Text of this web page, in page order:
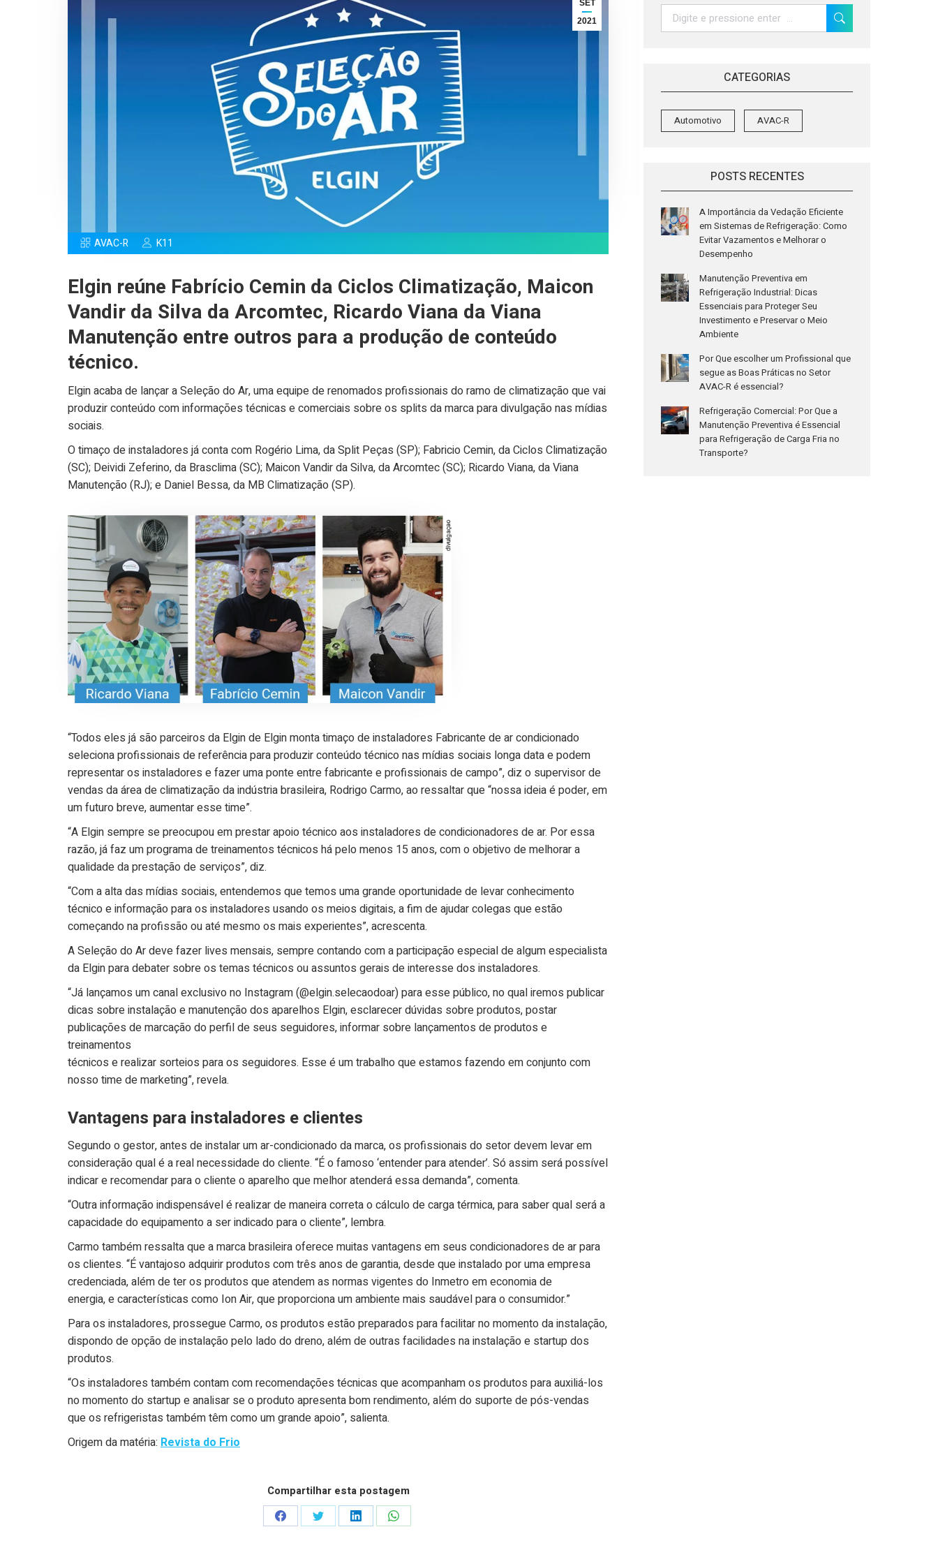
SET
2021
AVAC-R K11
Elgin reúne Fabrício Cemin da Ciclos Climatização, Maicon
Vandir da Silva da Arcomtec, Ricardo Viana da Viana
Manutenção entre outros para a produção de conteúdo
técnico.
Elgin acaba de lançar a Seleção do Ar, uma equipe de renomados profissionais do ramo de climatização que vai
produzir conteúdo com informações técnicas e comerciais sobre os splits da marca para divulgação nas mídias
sociais.
O timaço de instaladores já conta com Rogério Lima, da Split Peças (SP); Fabricio Cemin, da Ciclos Climatização
(SC); Deividi Zeferino, da Brasclima (SC); Maicon Vandir da Silva, da Arcomtec (SC); Ricardo Viana, da Viana
Manutenção (RJ); e Daniel Bessa, da MB Climatização (SP).
“Todos eles já são parceiros da Elgin de Elgin monta timaço de instaladores Fabricante de ar condicionado
seleciona profissionais de referência para produzir conteúdo técnico nas mídias sociais longa data e podem
representar os instaladores e fazer uma ponte entre fabricante e profissionais de campo”, diz o supervisor de
vendas da área de climatização da indústria brasileira, Rodrigo Carmo, ao ressaltar que “nossa ideia é poder, em
um futuro breve, aumentar esse time”.
“A Elgin sempre se preocupou em prestar apoio técnico aos instaladores de condicionadores de ar. Por essa
razão, já faz um programa de treinamentos técnicos há pelo menos 15 anos, com o objetivo de melhorar a
qualidade da prestação de serviços”, diz.
“Com a alta das mídias sociais, entendemos que temos uma grande oportunidade de levar conhecimento
técnico e informação para os instaladores usando os meios digitais, a fim de ajudar colegas que estão
começando na profissão ou até mesmo os mais experientes”, acrescenta.
A Seleção do Ar deve fazer lives mensais, sempre contando com a participação especial de algum especialista
da Elgin para debater sobre os temas técnicos ou assuntos gerais de interesse dos instaladores.
“Já lançamos um canal exclusivo no Instagram (@elgin.selecaodoar) para esse público, no qual iremos publicar
dicas sobre instalação e manutenção dos aparelhos Elgin, esclarecer dúvidas sobre produtos, postar
publicações de marcação do perfil de seus seguidores, informar sobre lançamentos de produtos e
treinamentos
técnicos e realizar sorteios para os seguidores. Esse é um trabalho que estamos fazendo em conjunto com
nosso time de marketing”, revela.
Vantagens para instaladores e clientes
Segundo o gestor, antes de instalar um ar-condicionado da marca, os profissionais do setor devem levar em
consideração qual é a real necessidade do cliente. “É o famoso ‘entender para atender’. Só assim será possível
indicar e recomendar para o cliente o aparelho que melhor atenderá essa demanda”, comenta.
“Outra informação indispensável é realizar de maneira correta o cálculo de carga térmica, para saber qual será a
capacidade do equipamento a ser indicado para o cliente”, lembra.
Carmo também ressalta que a marca brasileira oferece muitas vantagens em seus condicionadores de ar para
os clientes. “É vantajoso adquirir produtos com três anos de garantia, desde que instalado por uma empresa
credenciada, além de ter os produtos que atendem as normas vigentes do Inmetro em economia de
energia, e características como Ion Air, que proporciona um ambiente mais saudável para o consumidor.”
Para os instaladores, prossegue Carmo, os produtos estão preparados para facilitar no momento da instalação,
dispondo de opção de instalação pelo lado do dreno, além de outras facilidades na instalação e startup dos
produtos.
“Os instaladores também contam com recomendações técnicas que acompanham os produtos para auxiliá-los
no momento do startup e analisar se o produto apresenta bom rendimento, além do suporte de pós-vendas
que os refrigeristas também têm como um grande apoio”, salienta.
Origem da matéria: Revista do Frio
Compartilhar esta postagem
Share Share Share Share
Search:
CATEGORIAS
Automotivo AVAC-R
POSTS RECENTES
A Importância da Vedação Eficiente
em Sistemas de Refrigeração: Como
Evitar Vazamentos e Melhorar o
Desempenho
Manutenção Preventiva em
Refrigeração Industrial: Dicas
Essenciais para Proteger Seu
Investimento e Preservar o Meio
Ambiente
Por Que escolher um Profissional que
segue as Boas Práticas no Setor
AVAC-R é essencial?
Refrigeração Comercial: Por Que a
Manutenção Preventiva é Essencial
para Refrigeração de Carga Fria no
Transporte?